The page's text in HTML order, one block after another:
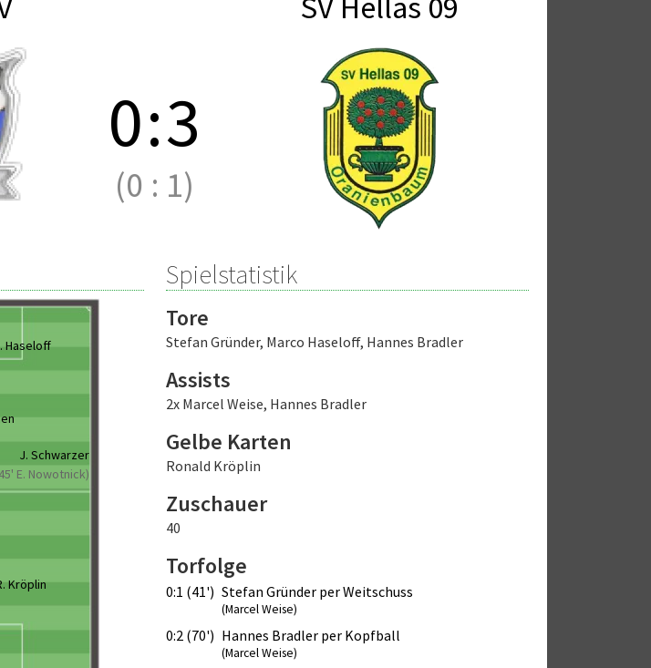
0:3
(0 : 1)
Haseloff
J. Schwarzer
E. Nowotnick)
Kröplin
Spielstatistik
Tore
Stefan Gründer, Marco Haseloff, Hannes Bradler
Assists
2x Marcel Weise, Hannes Bradler
Gelbe Karten
Ronald Kröplin
Zuschauer
40
Torfolge
0:1 (41') Stefan Gründer per Weitschuss
(Marcel Weise)
0:2 (70') Hannes Bradler per Kopfball
(Marcel Weise)